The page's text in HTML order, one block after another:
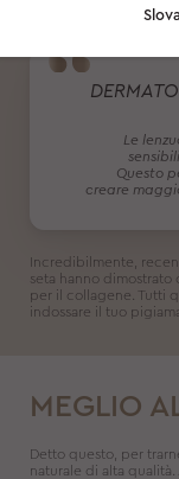
antimicrobica e
Le
Questo
creare
Incredibilmente,
seta hanno
per il collagene. Tutti
indossare il tuo
MEGLIO
Detto questo, per
naturale di alta